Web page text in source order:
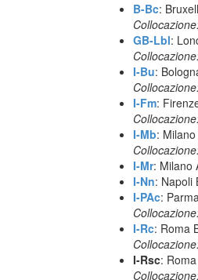
B-Bc:
GB-Lbl:
I-Bu:
I-Fm:
I-Mb:
I-Mr: Milano
I-Nn: Napoli
I-PAc:
I-Rc: Roma
I-Rsc: